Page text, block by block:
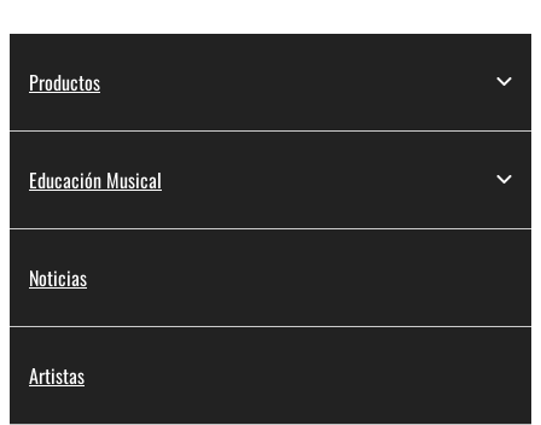
Productos
Educación Musical
Noticias
Artistas